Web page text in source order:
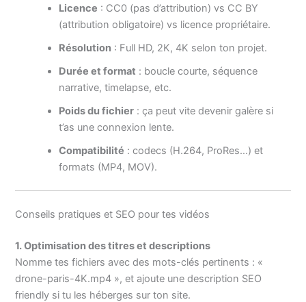
Licence : CC0 (pas d’attribution) vs CC BY
(attribution obligatoire) vs licence propriétaire.
Résolution : Full HD, 2K, 4K selon ton projet.
Durée et format : boucle courte, séquence
narrative, timelapse, etc.
Poids du fichier : ça peut vite devenir galère si
t’as une connexion lente.
Compatibilité : codecs (H.264, ProRes…) et
formats (MP4, MOV).
Conseils pratiques et SEO pour tes vidéos
1. Optimisation des titres et descriptions
Nomme tes fichiers avec des mots-clés pertinents : «
drone-paris-4K.mp4 », et ajoute une description SEO
friendly si tu les héberges sur ton site.